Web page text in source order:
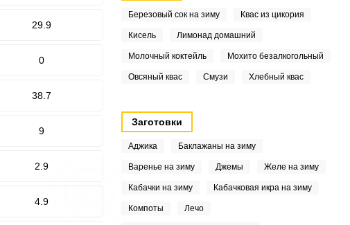
29.9
0
38.7
9
2.9
4.9
Березовый сок на зиму Квас из цикория
Кисель Лимонад домашний
Молочный коктейль Мохито безалкогольный
Овсяный квас Смузи Хлебный квас
Заготовки
Аджика Баклажаны на зиму
Варенье на зиму Джемы Желе на зиму
Кабачки на зиму Кабачковая икра на зиму
Компоты Лечо